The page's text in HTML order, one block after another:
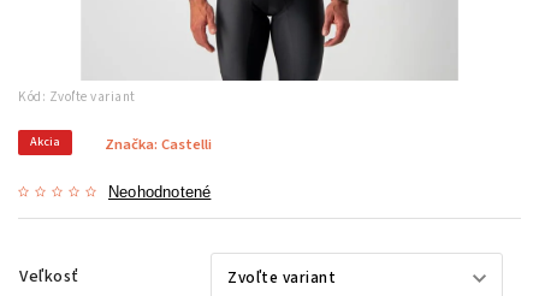
Kód: Zvoľte variant
Akcia
Neohodnotené
Značka: Castelli
Veľkosť